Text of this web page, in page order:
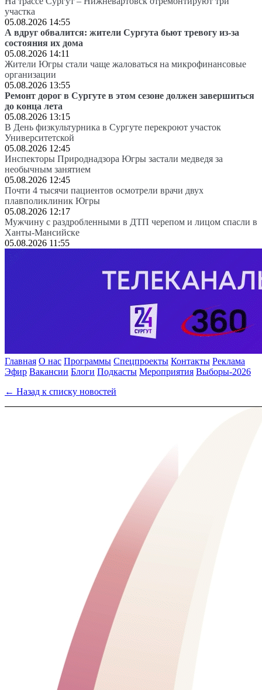
участка
05.08.2026 14:55
А вдруг обвалится: жители Сургута бьют тревогу из-за
состояния их дома
05.08.2026 14:11
Жители Югры стали чаще жаловаться на микрофинансовые
организации
05.08.2026 13:55
Ремонт дорог в Сургуте в этом сезоне должен завершиться
до конца лета
05.08.2026 13:15
В День физкультурника в Сургуте перекроют участок
Университетской
05.08.2026 12:45
Инспекторы Природнадзора Югры застали медведя за
необычным занятием
05.08.2026 12:45
Почти 4 тысячи пациентов осмотрели врачи двух
плавполиклиник Югры
05.08.2026 12:17
Мужчину с раздробленными в ДТП черепом и лицом спасли в
Ханты-Мансийске
05.08.2026 11:55
Главная О нас Программы Спецпроекты Контакты Реклама
Эфир Вакансии Блоги Подкасты Мероприятия Выборы-2026
← Назад к списку новостей